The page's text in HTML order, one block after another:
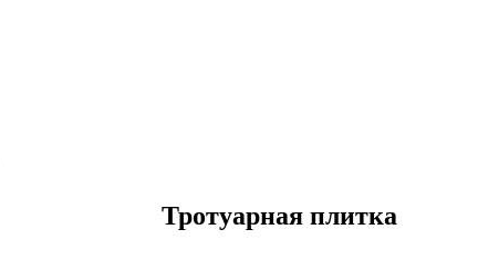
Тротуарная плитка